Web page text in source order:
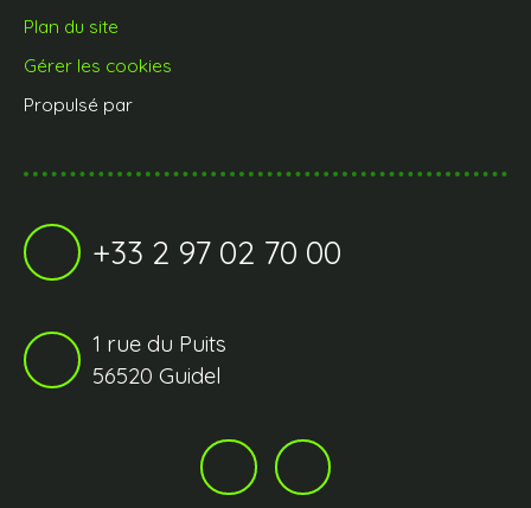
Plan du site
Gérer les cookies
Propulsé par
+33 2 97 02 70 00
1 rue du Puits
56520 Guidel